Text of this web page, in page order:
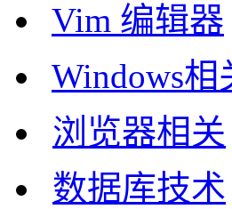
Vim 编辑器
Windows相
浏览器相关
数据库技术